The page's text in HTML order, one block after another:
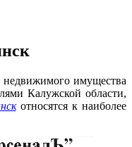
имущества
Калужской области,
относятся к наиболее